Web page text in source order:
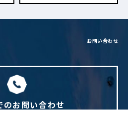
お問い合わせ
のお問い合わせ